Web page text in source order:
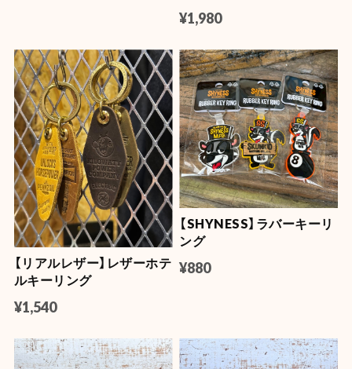
¥1,980
【リアルレザー】レザーホテ
ルキーリング
¥1,540
【SHYNESS】ラバーキーリ
ング
¥880